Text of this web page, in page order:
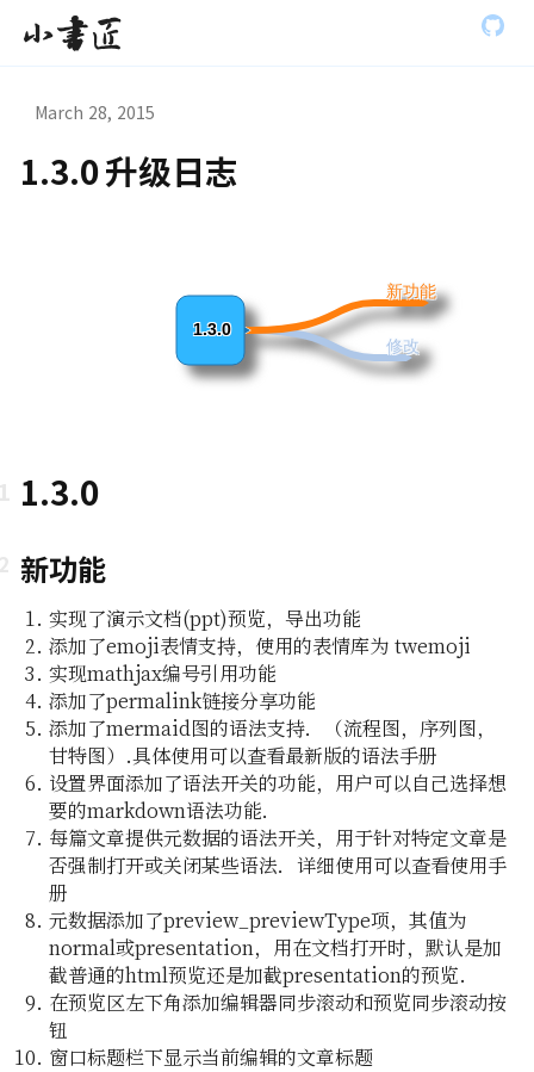
小书匠
March 28, 2015
1.3.0 升级日志
1.3.0
修改
新功能
1.3.0
新功能
实现了演示文档(ppt)预览，导出功能
添加了emoji表情支持，使用的表情库为 twemoji
实现mathjax编号引用功能
添加了permalink链接分享功能
添加了mermaid图的语法支持．（流程图，序列图，
甘特图）.具体使用可以查看最新版的语法手册
设置界面添加了语法开关的功能，用户可以自己选择想
要的markdown语法功能．
每篇文章提供元数据的语法开关，用于针对特定文章是
否强制打开或关闭某些语法．详细使用可以查看使用手
册
元数据添加了preview_previewType项，其值为
normal或presentation，用在文档打开时，默认是加
截普通的html预览还是加截presentation的预览.
在预览区左下角添加编辑器同步滚动和预览同步滚动按
钮
窗口标题栏下显示当前编辑的文章标题
式演
功能
及白
器